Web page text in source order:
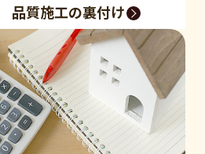
品質施工の裏付け